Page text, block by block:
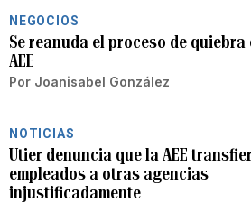
NEGOCIOS
Se reanuda el proceso de quiebra
AEE
Por Joanisabel González
NOTICIAS
Utier denuncia que la AEE
empleados a otras agencias
injustificadamente